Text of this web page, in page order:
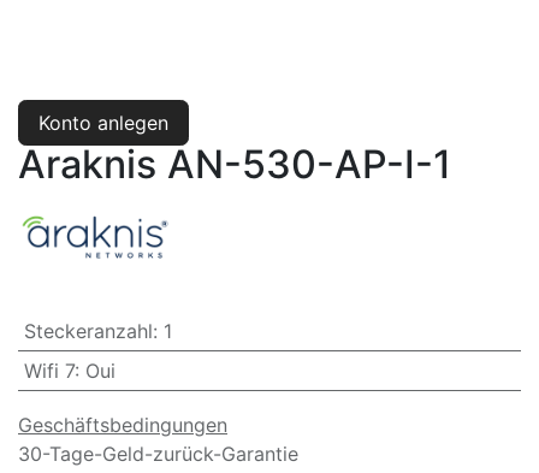
Konto anlegen
Araknis AN-530-AP-I-1
Steckeranzahl: 1
Wifi 7: Oui
Geschäftsbedingungen
30-Tage-Geld-zurück-Garantie